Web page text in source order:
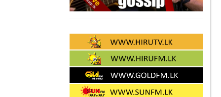
සිටියාද..?
ඒ කතාව මෙන්න..